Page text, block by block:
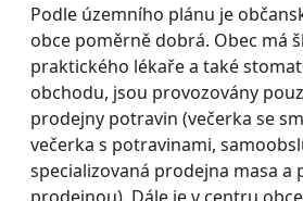
Podle územního plánu je
obce poměrně dobrá. Obec má
praktického lékaře a také
obchodu, jsou provozovány
prodejny potravin (večerka se
večerka s potravinami,
specializovaná prodejna masa a